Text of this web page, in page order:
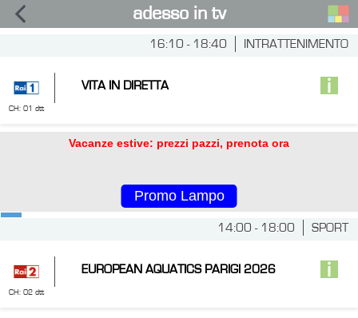
adesso in tv
INTRATTENIMENTO
16:10 - 18:40
CH: 01 dtt
VITA IN DIRETTA
Vacanze estive: prezzi pazzi, prenota ora
Promo Lampo
SPORT
14:00 - 18:00
CH: 02 dtt
EUROPEAN AQUATICS PARIGI 2026